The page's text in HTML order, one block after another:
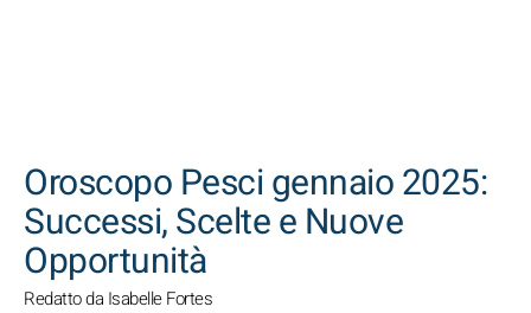
Oroscopo Pesci gennaio 2025:
Successi, Scelte e Nuove
Opportunità
Redatto da Isabelle Fortes